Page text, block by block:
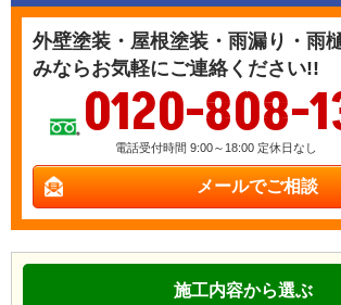
外壁塗装・屋根塗装・雨漏り・雨
みならお気軽にご連絡ください!!
0120-808-
電話受付時間 9:00～18:00 定休日なし
メールでご相談
施工内容から選ぶ